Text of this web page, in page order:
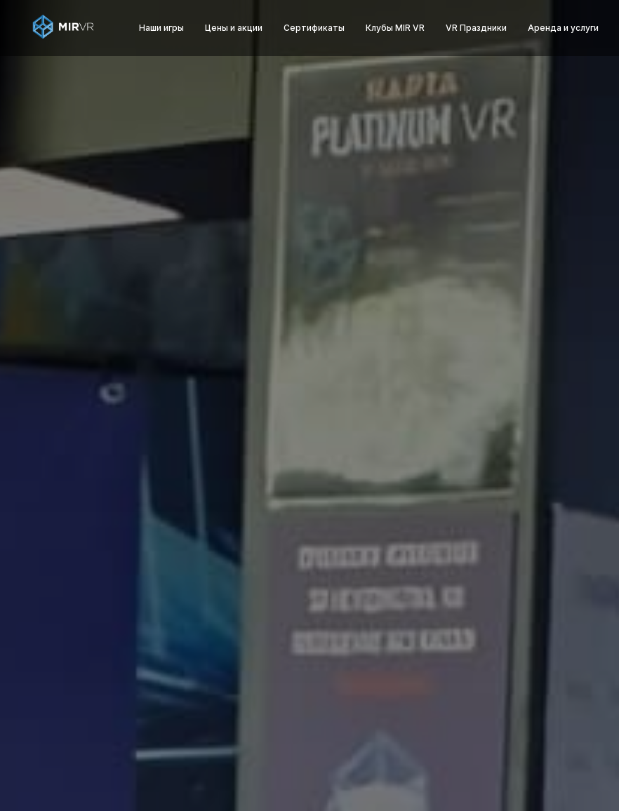
Наши игры Цены и акции Сертификаты Клубы MIR VR VR Праздники Аренда и услуги